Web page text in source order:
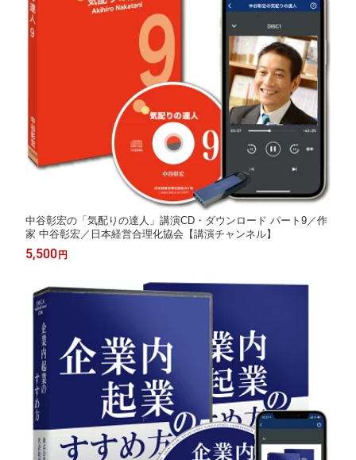
中谷彰宏の「気配りの達人」講演CD・ダウンロード パート9／作
家 中谷彰宏／日本経営合理化協会【講演チャンネル】
5,500円